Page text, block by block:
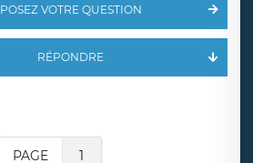
POSEZ VOTRE QUESTION
RÉPONDRE
PAGE 1